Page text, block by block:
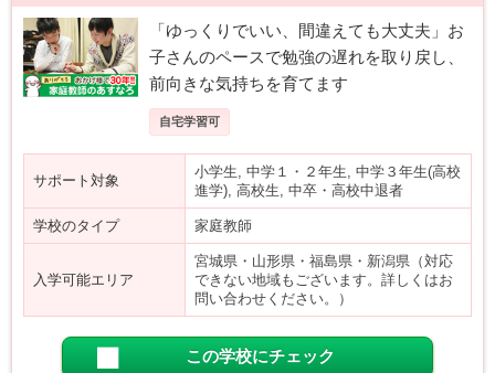
「ゆっくりでいい、間違えても大丈夫」お
子さんのペースで勉強の遅れを取り戻し、
前向きな気持ちを育てます
自宅学習可
サポート対象
小学生, 中学１・２年生, 中学３年生(高校
進学), 高校生, 中卒・高校中退者
学校のタイプ 家庭教師
入学可能エリア
宮城県・山形県・福島県・新潟県（対応
できない地域もございます。詳しくはお
問い合わせください。）
この学校にチェック